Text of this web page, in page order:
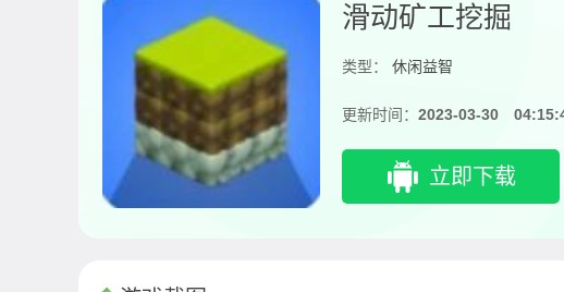
滑动矿工挖掘
类型： 休闲益智
更新时间： 2023-03-30
立即下载